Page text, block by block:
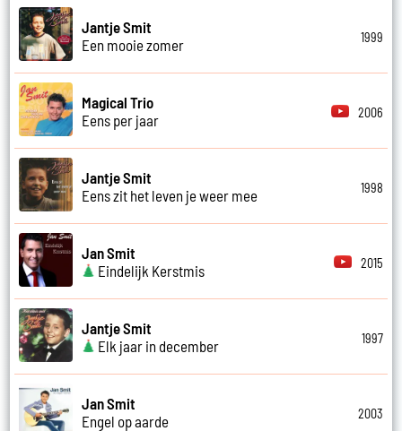
Jantje Smit
Een mooie zomer
1999
Magical Trio
Eens per jaar
2006
Jantje Smit
Eens zit het leven je weer mee
1998
Jan Smit
Eindelijk Kerstmis
2015
Jantje Smit
Elk jaar in december
1997
Jan Smit
Engel op aarde
2003